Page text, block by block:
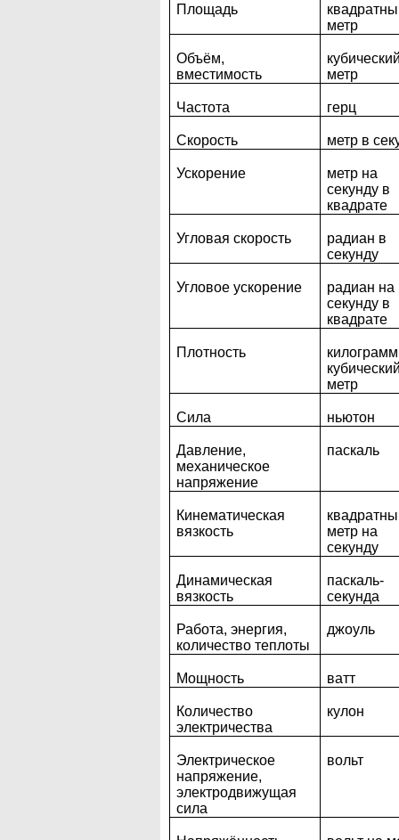
Площадь
метр
Объём,
вместимость
метр
Частота герц
Скорость метр в
Ускорение
метр на
секунду в
квадрате
Угловая скорость
радиан в
секунду
Угловое ускорение
радиан на
секунду в
квадрате
Плотность
метр
Сила ньютон
Давление,
механическое
напряжение
паскаль
Кинематическая
вязкость
метр на
секунду
Динамическая
вязкость
паскаль-
секунда
Работа, энергия,
количество теплоты
джоуль
Мощность ватт
Количество
электричества
кулон
Электрическое
напряжение,
электродвижущая
сила
вольт